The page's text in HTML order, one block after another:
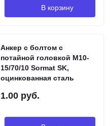
В корзину
Анкер с болтом с
потайной головкой М10-
15/70/10 Sormat SK,
оцинкованная сталь
1.00 руб.